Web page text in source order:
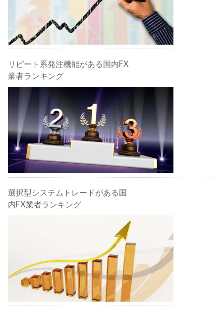
リピート系発注機能がある国内FX
業者ランキング
選択型システムトレードがある国
内FX業者ランキング